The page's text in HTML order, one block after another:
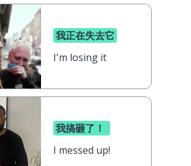
我正在失去它
I'm losing it
我搞砸了！
I messed up!